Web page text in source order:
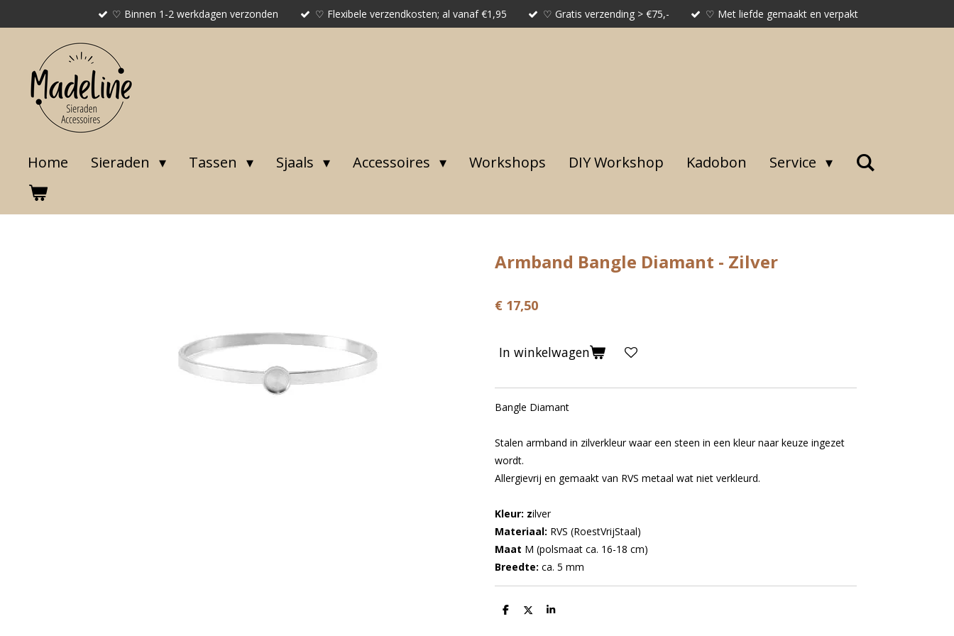
hoofdinhoud
♡ Binnen 1-2 werkdagen verzonden ♡ Flexibele verzendkosten; al vanaf €1,95 ♡ Gratis verzending > €75,- ♡ Met liefde gemaakt en verpakt
Home Sieraden Tassen Sjaals Accessoires Workshops DIY Workshop Kadobon Service
Armband Bangle Diamant - Zilver
€ 17,50
In winkelwagen
Bangle Diamant
Stalen armband in zilverkleur waar een steen in een kleur naar keuze ingezet
wordt.
Allergievrij en gemaakt van RVS metaal wat niet verkleurd.
Kleur: zilver
Materiaal: RVS (RoestVrijStaal)
Maat M (polsmaat ca. 16-18 cm)
Breedte: ca. 5 mm
D
D
S